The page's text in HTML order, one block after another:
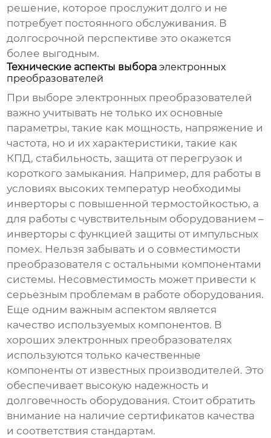
решение, которое прослужит долго и не
потребует постоянного обслуживания. В
долгосрочной перспективе это окажется
более выгодным.
Технические аспекты выбораэлектронных
преобразователей
При выбореэлектронных преобразователей
важно учитывать не только их основные
параметры, такие как мощность, напряжение и
частота, но и их характеристики, такие как
КПД, стабильность, защита от перегрузок и
короткого замыкания. Например, для работы в
условиях высоких температур необходимы
инверторы с повышенной термостойкостью, а
для работы с чувствительным оборудованием –
инверторы с функцией защиты от импульсных
помех. Нельзя забывать и о совместимости
преобразователя с остальными компонентами
системы. Несовместимость может привести к
серьезным проблемам в работе оборудования.
Еще одним важным аспектом является
качество используемых компонентов. В
хорошихэлектронных преобразователях
используются только качественные
компоненты от известных производителей. Это
обеспечивает высокую надежность и
долговечность оборудования. Стоит обратить
внимание на наличие сертификатов качества
и соответствия стандартам.